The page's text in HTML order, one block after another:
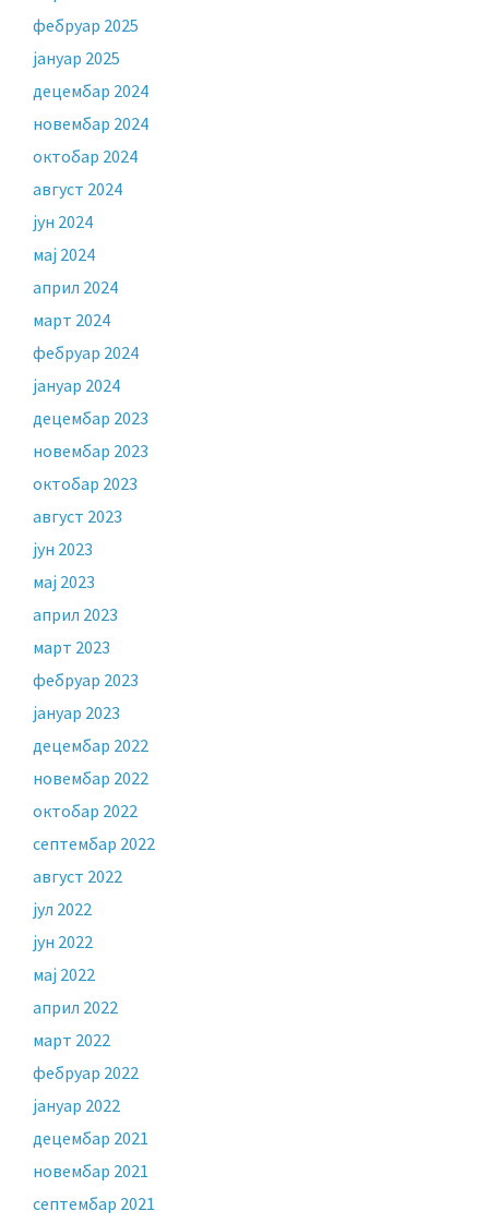
фебруар 2025
јануар 2025
децембар 2024
новембар 2024
октобар 2024
август 2024
јун 2024
мај 2024
април 2024
март 2024
фебруар 2024
јануар 2024
децембар 2023
новембар 2023
октобар 2023
август 2023
јун 2023
мај 2023
април 2023
март 2023
фебруар 2023
јануар 2023
децембар 2022
новембар 2022
октобар 2022
септембар 2022
август 2022
јул 2022
јун 2022
мај 2022
април 2022
март 2022
фебруар 2022
јануар 2022
децембар 2021
новембар 2021
септембар 2021